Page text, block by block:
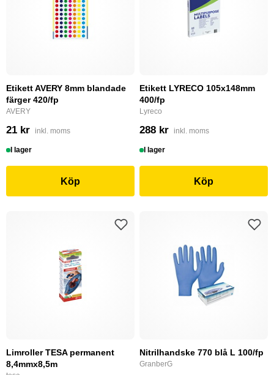
Etikett AVERY 8mm blandade
färger 420/fp
AVERY
21 kr inkl. moms
I lager
Köp
Etikett LYRECO 105x148mm
400/fp
Lyreco
288 kr inkl. moms
I lager
Köp
Limroller TESA permanent
8,4mmx8,5m
Nitrilhandske 770 blå L 100/fp
GranberG